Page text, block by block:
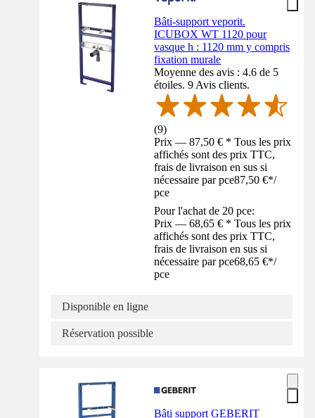
Bâti-support veporit.
ICUBOX WT 1120 pour
vasque h : 1120 mm y compris
fixation murale
Moyenne des avis : 4.6 de 5
étoiles. 9 Avis clients.
(9)
Prix — 87,50 € * Tous les prix
affichés sont des prix TTC,
frais de livraison en sus si
nécessaire par pce87,50 €*/
pce
Pour l'achat de 20 pce:
Prix — 68,65 € * Tous les prix
affichés sont des prix TTC,
frais de livraison en sus si
nécessaire par pce68,65 €*/
pce
Disponible en ligne
Réservation possible
Bâti support GEBERIT